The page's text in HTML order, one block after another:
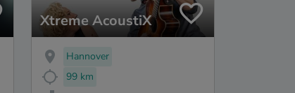
Xtreme AcoustiX
Hannover
99 km